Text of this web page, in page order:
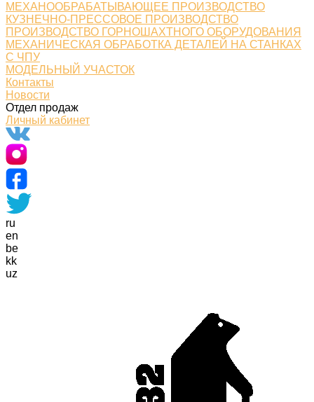
МЕХАНООБРАБАТЫВАЮЩЕЕ ПРОИЗВОДСТВО
КУЗНЕЧНО-ПРЕССОВОЕ ПРОИЗВОДСТВО
ПРОИЗВОДСТВО ГОРНОШАХТНОГО ОБОРУДОВАНИЯ
МЕХАНИЧЕСКАЯ ОБРАБОТКА ДЕТАЛЕЙ НА СТАНКАХ
С ЧПУ
МОДЕЛЬНЫЙ УЧАСТОК
Контакты
Новости
Отдел продаж
Личный кабинет
ru
en
be
kk
uz